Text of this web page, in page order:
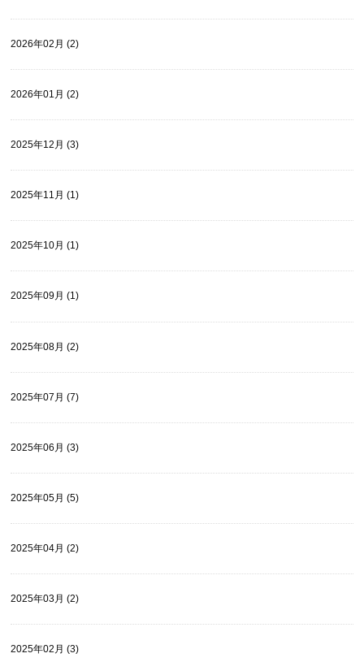
2026年02月 (2)
2026年01月 (2)
2025年12月 (3)
2025年11月 (1)
2025年10月 (1)
2025年09月 (1)
2025年08月 (2)
2025年07月 (7)
2025年06月 (3)
2025年05月 (5)
2025年04月 (2)
2025年03月 (2)
2025年02月 (3)